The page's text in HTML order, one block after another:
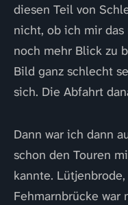
diesen Teil von
nicht, ob ich mir
noch mehr Blick zu
Bild ganz schlecht
sich. Die Abfahrt
Dann war ich dann
schon den Touren
kannte.
Fehmarnbrücke